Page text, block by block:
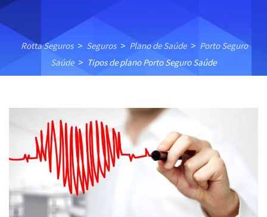
Rotta Seguros > Seguros > Plano de Saúde > Porto Seguro
Saúde > Tipos de plano Porto Seguro Saúde